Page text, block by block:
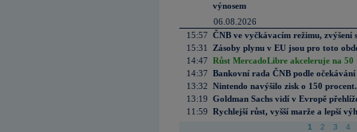
výnosem
06.08.2026
15:57 ČNB ve vyčkávacím režimu, zvýšení
15:31
Zásoby plynu v EU jsou pro toto
14:47 Růst MercadoLibre akceleruje na
14:37 Bankovní rada ČNB podle
13:32 Nintendo navýšilo zisk o 150
13:19 Goldman Sachs vidí v Evropě
11:59 Rychlejší růst, vyšší marže a lepší
1 2 3 4